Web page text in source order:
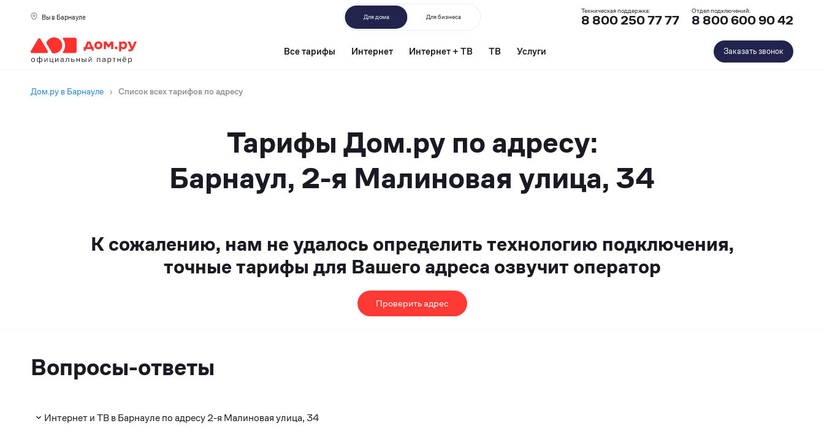
Вы в Барнауле Для дома Для бизнеса
Техническая поддержка:
8 800 250 77 77
Отдел подключений:
8 800 600 90 42
Все тарифы Интернет Интернет + ТВ ТВ Услуги Заказать звонок
Дом.ру в Барнауле › Список всех тарифов по адресу
Тарифы Дом.ру по адресу:
Барнаул, 2-я Малиновая улица, 34
К сожалению, нам не удалось определить технологию подключения,
точные тарифы для Вашего адреса озвучит оператор
Проверить адрес
Вопросы-ответы
Интернет и ТВ в Барнауле по адресу 2-я Малиновая улица, 34